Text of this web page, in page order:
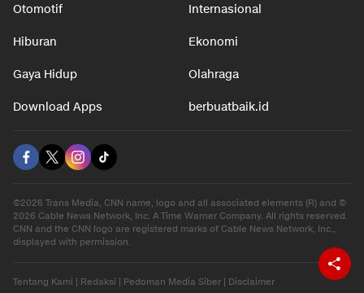
Otomotif Internasional
Hiburan Ekonomi
Gaya Hidup Olahraga
Download Apps berbuatbaik.id
©2026 Trans Media, CNN name, logo and all associated elements (R) and ©
2026 Cable News Network, Inc. A Time Warner Company. All rights reserved.
CNN and the CNN logo are registered marks of Cable News Network, Inc.,
displayed with permission.
Tentang Kami | Redaksi | Pedoman Media Siber | Disclaimer